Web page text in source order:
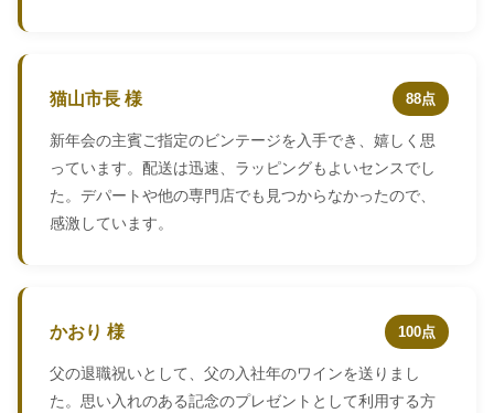
猫山市長 様 88点
新年会の主賓ご指定のビンテージを入手でき、嬉しく思
っています。配送は迅速、ラッピングもよいセンスでし
た。デパートや他の専門店でも見つからなかったので、
感激しています。
かおり 様 100点
父の退職祝いとして、父の入社年のワインを送りまし
た。思い入れのある記念のプレゼントとして利用する方